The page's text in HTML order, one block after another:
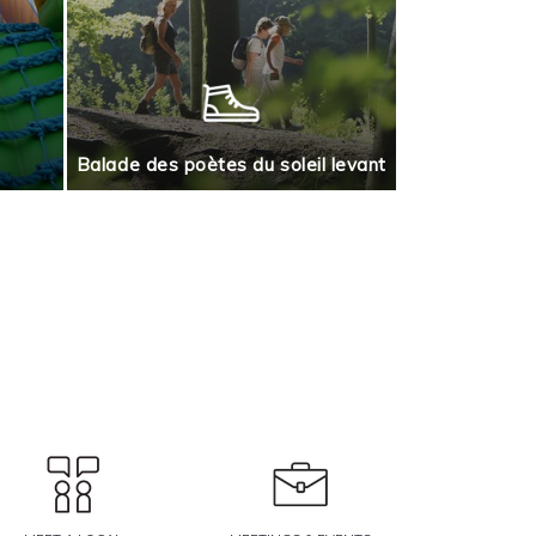
Balade des poètes du soleil levant